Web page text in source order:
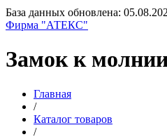
База данных обновлена:
Фирма "АТЕКС"
Замок к
Главная
/
Каталог товаров
/